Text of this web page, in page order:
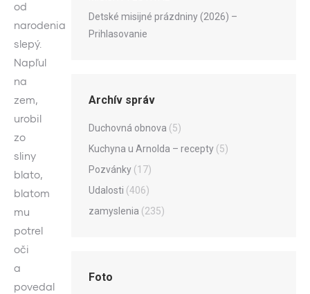
od
narodenia
slepý.
Napľul
na
zem,
urobil
zo
sliny
blato,
blatom
mu
potrel
oči
a
povedal
Detské misijné prázdniny (2026) –
Prihlasovanie
Archív správ
Duchovná obnova (5)
Kuchyna u Arnolda – recepty (5)
Pozvánky (17)
Udalosti (406)
zamyslenia (235)
Foto